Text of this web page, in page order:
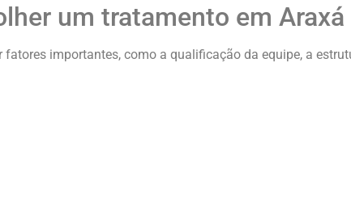
um tratamento em Araxá
importantes, como a qualificação da equipe, a